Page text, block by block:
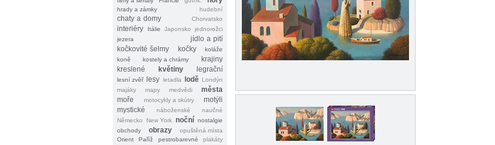
hrady a zámky hudební
chaty a domy Chorvatsko
interiéry Itálie Japonsko
jednorožci
jezera
jídlo a pití
kočkovité šelmy
kočky
koláže
koně
kostely a chrámy
krajiny
kreslené
květiny legrační
lesní zvěř lesy letadla lodě Londýn
majáky
mapy medvědi
města
moře
motocykly a skútry
motýli
mystické
náboženské
naučné
Německo
New York noční nostalgie
obchody
obrazy
opuštěná místa
Orient
Paříž pestrobarevné
plakáty